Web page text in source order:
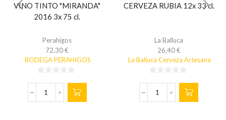
VINO TINTO "MIRANDA"
2016 3x 75 cl.
Perahigos
72,30€
BODEGA PERAHIGOS
de
5
VINO
CERVEZA RUBIA 12x 33 cl.
La Balluca
26,40€
La Balluca Cerveza Artesana
de
5
CERVEZA